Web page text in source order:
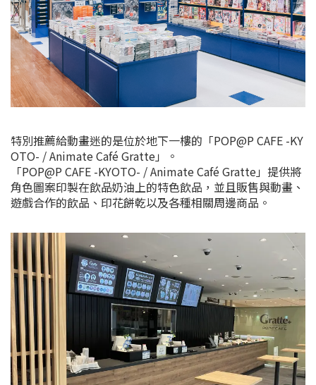
特別推薦給動畫迷的是位於地下一樓的「POP@P CAFE -KY
OTO- / Animate Café Gratte」。
「POP@P CAFE -KYOTO- / Animate Café Gratte」提供將
角色圖案印製在飲品奶油上的特色飲品，並且販售與動畫、
遊戲合作的飲品、印花餅乾以及各種相關周邊商品。